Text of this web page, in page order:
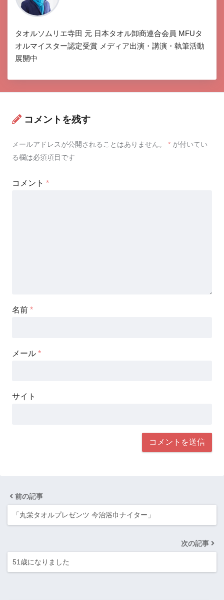
タオルソムリエ寺田 元 日本タオル卸商連合会員 MFUタ
オルマイスター認定受賞 メディア出演・講演・執筆活動
展開中
コメントを残す
メールアドレスが公開されることはありません。 * が付いてい
る欄は必須項目です
コメント *
名前 *
メール *
サイト
前の記事
「丸栄タオルプレゼンツ 今治浴巾ナイター」
次の記事
51歳になりました